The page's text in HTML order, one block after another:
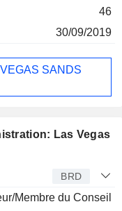
46
30/09/2019
SANDS
Las Vegas
BRD
Membre du Conseil